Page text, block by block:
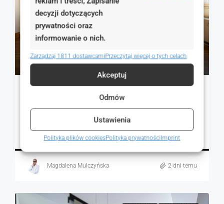
decyzji dotyczących
prywatności oraz
informowanie o nich.
Zarządzaj 1811 dostawcamiPrzeczytaj więcej o tych celach
Akceptuj
Odmów
Ustawienia
Polityka plików cookiesPolityka prywatnościImprint
8 400 zł
Wspólna, Poznań, Polska
MIESZKANIA, NIERUCHOMOŚCI MIESZKANIOWE Szczegóły
Magdalena Mulczyńska 2 dni temu